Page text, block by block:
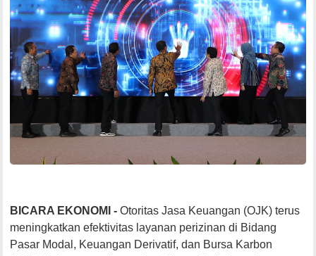
BICARA EKONOMI - Otoritas Jasa Keuangan (OJK) terus
meningkatkan efektivitas layanan perizinan di Bidang
Pasar Modal, Keuangan Derivatif, dan Bursa Karbon